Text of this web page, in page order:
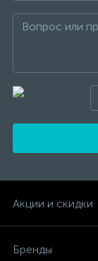
Акции и скидки
Бренды